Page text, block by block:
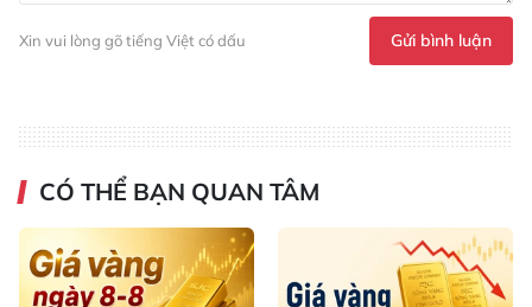
Xin vui lòng gõ tiếng Việt có dấu Gửi bình luận
CÓ THỂ BẠN QUAN TÂM